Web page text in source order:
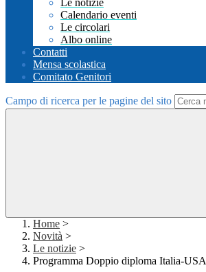
Le notizie
Calendario eventi
Le circolari
Albo online
Contatti
Mensa scolastica
Comitato Genitori
Campo di ricerca per le pagine del sito
Home >
Novità >
Le notizie >
Programma Doppio diploma Italia-USA